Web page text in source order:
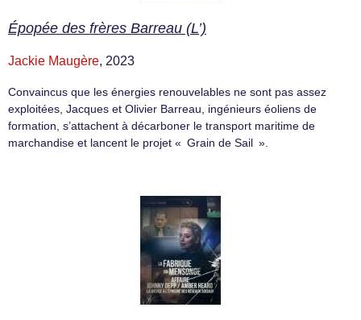
Épopée des frères Barreau (L’)
Jackie Maugère, 2023
Convaincus que les énergies renouvelables ne sont pas assez
exploitées, Jacques et Olivier Barreau, ingénieurs éoliens de
formation, s’attachent à décarboner le transport maritime de
marchandise et lancent le projet « Grain de Sail ».